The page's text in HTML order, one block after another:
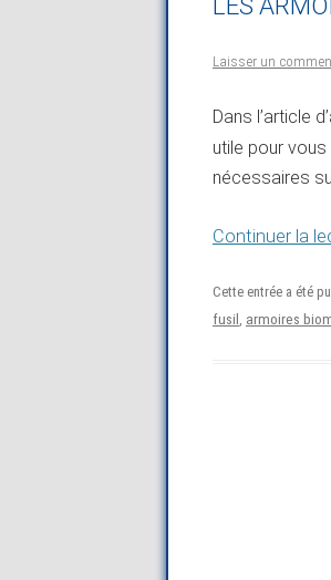
Laisser un
Dans l’article
utile pour
nécessaires
Continuer la
Cette entrée a été
fusil
armoires